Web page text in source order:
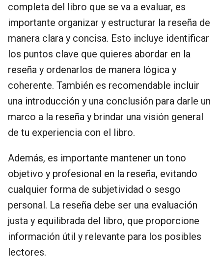
completa del libro que se va a evaluar, es
importante organizar y estructurar la reseña de
manera clara y concisa. Esto incluye identificar
los puntos clave que quieres abordar en la
reseña y ordenarlos de manera lógica y
coherente. También es recomendable incluir
una introducción y una conclusión para darle un
marco a la reseña y brindar una visión general
de tu experiencia con el libro.
Además, es importante mantener un tono
objetivo y profesional en la reseña, evitando
cualquier forma de subjetividad o sesgo
personal. La reseña debe ser una evaluación
justa y equilibrada del libro, que proporcione
información útil y relevante para los posibles
lectores.